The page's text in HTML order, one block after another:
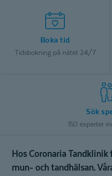
Boka tid
Tidsbokning på nätet 24/7
Sök
150 experter
Hos Coronaria
mun- och tandhälsan.